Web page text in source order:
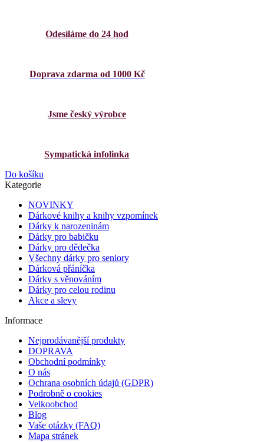
Odesíláme do 24 hod
Doprava zdarma od 1000 Kč
Jsme český výrobce
Sympatická infolinka
Do košíku
Kategorie
NOVINKY
Dárkové knihy a knihy vzpomínek
Dárky k narozeninám
Dárky pro babičku
Dárky pro dědečka
Všechny dárky pro seniory
Dárková přáníčka
Dárky s věnováním
Dárky pro celou rodinu
Akce a slevy
Informace
Nejprodávanější produkty
DOPRAVA
Obchodní podmínky
O nás
Ochrana osobních údajů (GDPR)
Podrobně o cookies
Velkoobchod
Blog
Vaše otázky (FAQ)
Mapa stránek